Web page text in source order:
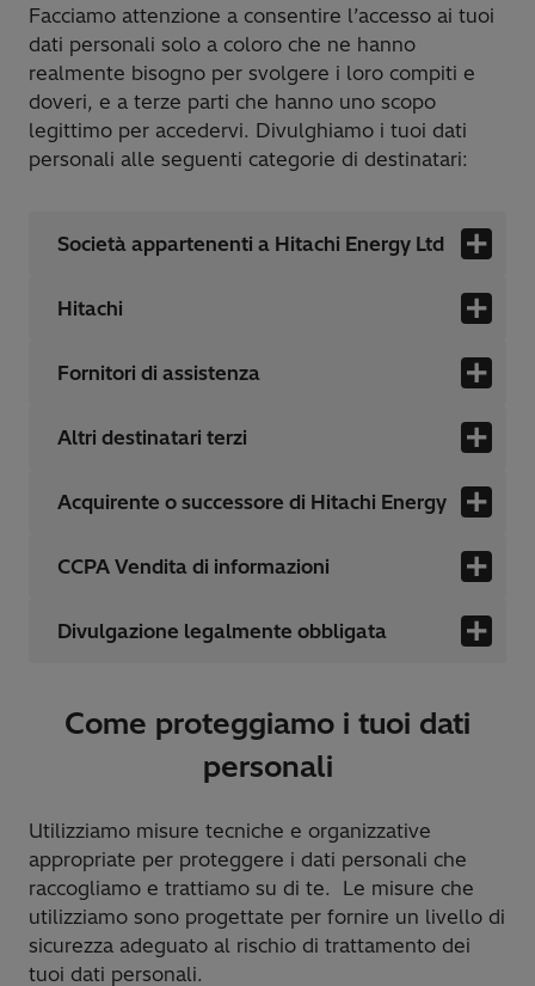
Facciamo attenzione a consentire l’accesso ai tuoi
dati personali solo a coloro che ne hanno
realmente bisogno per svolgere i loro compiti e
doveri, e a terze parti che hanno uno scopo
legittimo per accedervi. Divulghiamo i tuoi dati
personali alle seguenti categorie di destinatari:
Società appartenenti a Hitachi Energy Ltd
Hitachi
Fornitori di assistenza
Altri destinatari terzi
Acquirente o successore di Hitachi Energy
CCPA Vendita di informazioni
Divulgazione legalmente obbligata
Come proteggiamo i tuoi dati
personali
Utilizziamo misure tecniche e organizzative
appropriate per proteggere i dati personali che
raccogliamo e trattiamo su di te. Le misure che
utilizziamo sono progettate per fornire un livello di
sicurezza adeguato al rischio di trattamento dei
tuoi dati personali.